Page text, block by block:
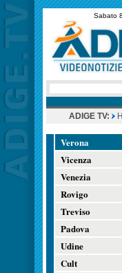
Sabato
ADIGE TV:
Verona
Vicenza
Venezia
Rovigo
Treviso
Padova
Udine
Cult